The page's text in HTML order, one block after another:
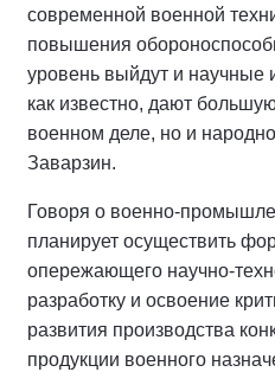
современной военной
повышения
уровень выйдут и научные
как известно, дают
военном деле, но и
Заварзин.
Говоря о военно-
планирует осуществить
опережающего научно-
разработку и освоение
развития производства
продукции военного